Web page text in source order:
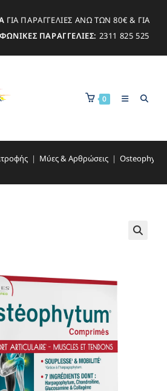
ΓΙΑ ΠΑΡΑΓΓΕΛΙΕΣ ΑΝΩ ΤΩΝ 80€ & ΓΙΑ
ΠΑΡΑΓΓΕΛΙΕΣ: 2311 825 525
0
| Μύες & Αρθρώσεις |